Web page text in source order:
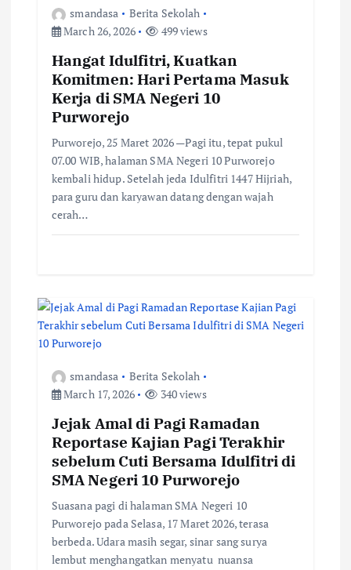
smandasa
Berita Sekolah
March 26, 2026
499 views
Hangat Idulfitri, Kuatkan
Komitmen: Hari Pertama Masuk
Kerja di SMA Negeri 10
Purworejo
Purworejo, 25 Maret 2026 —Pagi itu, tepat pukul
07.00 WIB, halaman SMA Negeri 10 Purworejo
kembali hidup. Setelah jeda Idulfitri 1447 Hijriah,
para guru dan karyawan datang dengan wajah
cerah…
smandasa
Berita Sekolah
March 17, 2026
340 views
Jejak Amal di Pagi Ramadan
Reportase Kajian Pagi Terakhir
sebelum Cuti Bersama Idulfitri di
SMA Negeri 10 Purworejo
Suasana pagi di halaman SMA Negeri 10
Purworejo pada Selasa, 17 Maret 2026, terasa
berbeda. Udara masih segar, sinar sang surya
lembut menghangatkan menyatu nuansa